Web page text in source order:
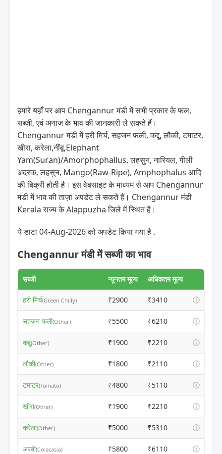
हमारे यहाँ पर आप Chengannur मंडी में सभी प्रकार के फल,
सब्ज़ी, एवं अनाज के भाव की जानकारी ले सकते हैं।
Chengannur मंडी में हरी मिर्च, सहजन फली, कद्दू, लौकी, टमाटर,
खीरा, करेला,नींबू,Elephant
Yam(Suran)/Amorphophallus, लहसुन, नारियल, गीली
अदरक, लहसुन, Mango(Raw-Ripe), Amphophalus आदि
की बिक्री होती है। इस वेबसाइट के माध्यम से आप Chengannur
मंडी में भाव की ताज़ा अपडेट ले सकते हैं। Chengannur मंडी
Kerala राज्य के Alappuzha जिले में स्थित है।
ये डाटा 04-Aug-2026 को अपडेट किया गया है .
Chengannur मंडी में सब्जी का भाव
सब्जी न्यूनतम मूल्य अधिकतम मूल्य
हरी मिर्च(Green Chilly) ₹2900 ₹3410 ⓘ
सहजन फली(Other) ₹5500 ₹6210 ⓘ
कद्दू(Other) ₹1900 ₹2210 ⓘ
लौकी(Other) ₹1800 ₹2110 ⓘ
टमाटर(Tomato) ₹4800 ₹5110 ⓘ
खीरा(Other) ₹1900 ₹2210 ⓘ
करेला(Other) ₹5000 ₹5310 ⓘ
अरबी(Colacasia) ₹5800 ₹6110 ⓘ